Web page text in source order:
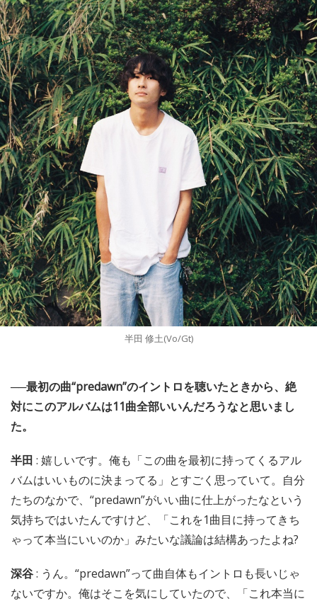
半田 修土(Vo/Gt)
──最初の曲“predawn”のイントロを聴いたときから、絶
対にこのアルバムは11曲全部いいんだろうなと思いまし
た。
半田 : 嬉しいです。俺も「この曲を最初に持ってくるアル
バムはいいものに決まってる」とすごく思っていて。自分
たちのなかで、“predawn”がいい曲に仕上がったなという
気持ちではいたんですけど、「これを1曲目に持ってきち
ゃって本当にいいのか」みたいな議論は結構あったよね?
深谷: うん。“predawn”って曲自体もイントロも長いじゃ
ないですか。俺はそこを気にしていたので、「これ本当に